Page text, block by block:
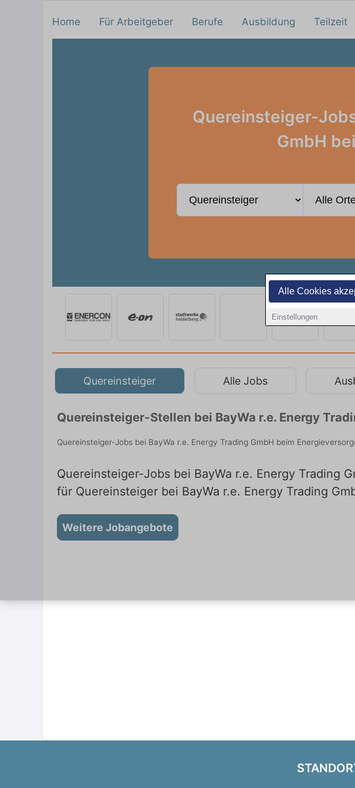
Alle Cookies
Einstellungen
Home Für Arbeitgeber Berufe Ausbildung Teilzeit
Quereinsteiger-
GmbH
Quereinsteiger Alle Jobs
Quereinsteiger-Stellen bei BayWa r.e. Energy
Quereinsteiger-Jobs bei BayWa r.e. Energy Trading GmbH beim
Quereinsteiger-Jobs bei BayWa r.e. Energy Trading
für Quereinsteiger bei BayWa r.e. Energy Trading
Weitere Jobangebote